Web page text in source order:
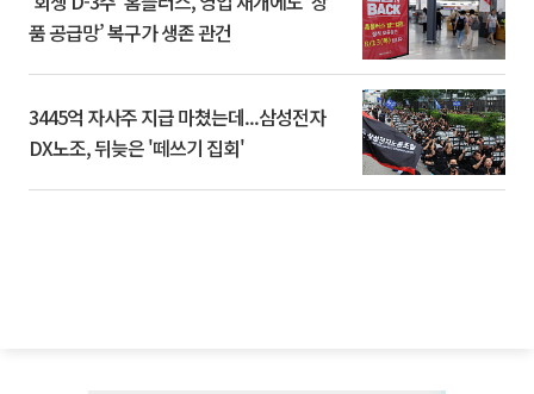
품 공급망’ 복구가 생존 관건
3445억 자사주 지급 마쳤는데...삼성전자
DX노조, 뒤늦은 '떼쓰기 집회'